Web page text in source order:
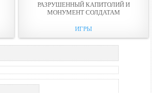
РАЗРУШЕННЫЙ КАПИТОЛИЙ И
МОНУМЕНТ СОЛДАТАМ
ИГРЫ